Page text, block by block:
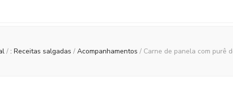
/ : Receitas salgadas / Acompanhamentos / Carne de panela com purê